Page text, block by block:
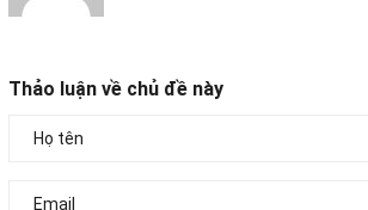
Thảo luận về chủ đề này